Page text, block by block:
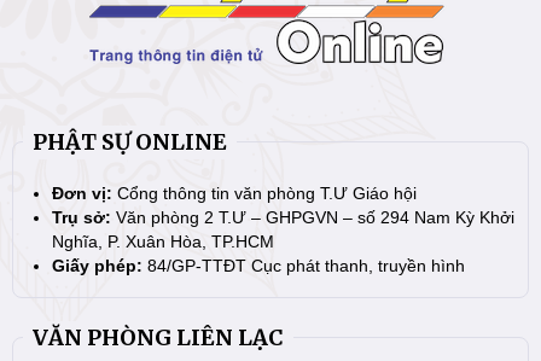
PHẬT SỰ ONLINE
Đơn vị: Cổng thông tin văn phòng T.Ư Giáo hội
Trụ sở: Văn phòng 2 T.Ư – GHPGVN – số 294 Nam Kỳ Khởi
Nghĩa, P. Xuân Hòa, TP.HCM
Giấy phép: 84/GP-TTĐT Cục phát thanh, truyền hình
VĂN PHÒNG LIÊN LẠC